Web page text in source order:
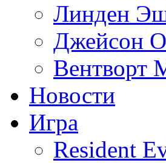
Линден
Джейсон
Вентворт
Новости
Игра
Resident